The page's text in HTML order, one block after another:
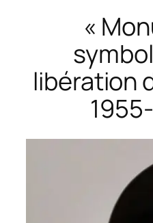
«
libération